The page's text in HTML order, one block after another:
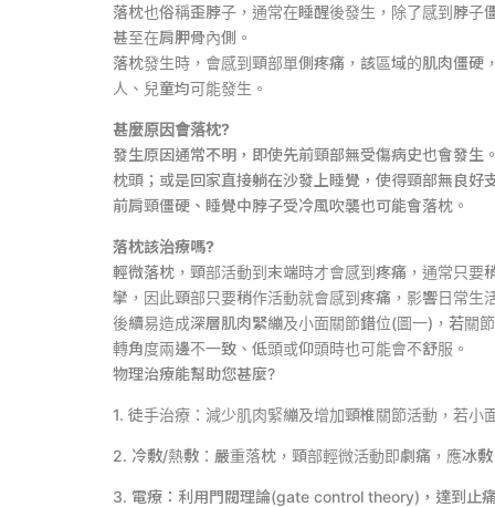
落枕也俗稱歪脖子，通常在睡醒後發生，除了感到脖
甚至在肩胛骨內側。
落枕發生時，會感到頸部單側疼痛，該區域的肌肉僵
人、兒童均可能發生。
甚麼原因會落枕?
發生原因通常不明，即使先前頸部無受傷病史也會發
枕頭；或是回家直接躺在沙發上睡覺，使得頸部無良
前肩頸僵硬、睡覺中脖子受冷風吹襲也可能會落枕。
落枕該治療嗎?
輕微落枕，頸部活動到末端時才會感到疼痛，通常只
攣，因此頸部只要稍作活動就會感到疼痛，影響日常
後續易造成深層肌肉緊繃及小面關節錯位(圖一)，若關
轉角度兩邊不一致、低頭或仰頭時也可能會不舒服。
物理治療能幫助您甚麼?
1. 徒手治療：減少肌肉緊繃及增加頸椎關節活動，若
2. 冷敷/熱敷：嚴重落枕，頸部輕微活動即劇痛，應冰
3. 電療：利用門閥理論(gate control theory) ，達到止